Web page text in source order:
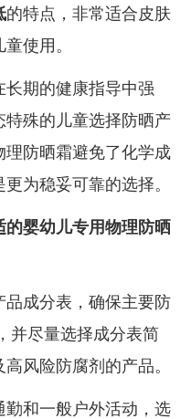
的特点，非常适合皮肤
使用。
期的健康指导中强
殊的儿童选择防晒产
理防晒霜避免了化学成
为稳妥可靠的选择。
婴幼儿专用物理防晒
品成分表，确保主要防
并尽量选择成分表简
风险防腐剂的产品。
勤和一般户外活动，选